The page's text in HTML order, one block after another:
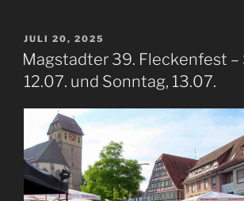
VERÖFFENTLICHT
AM
JULI 20, 2025
Magstadter 39. Fleckenfest –
12.07. und Sonntag, 13.07.